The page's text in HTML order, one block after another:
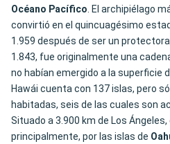
Océano Pacífico. El archipiélago
convirtió en el quincuagésimo
1.959 después de ser un
1.843, fue originalmente una
no habían emergido a la superficie
Hawái cuenta con 137 islas, pero
habitadas, seis de las cuales son
Situado a 3.900 km de Los
principalmente, por las islas de